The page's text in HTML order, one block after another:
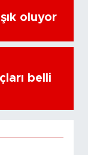
oluyor
belli